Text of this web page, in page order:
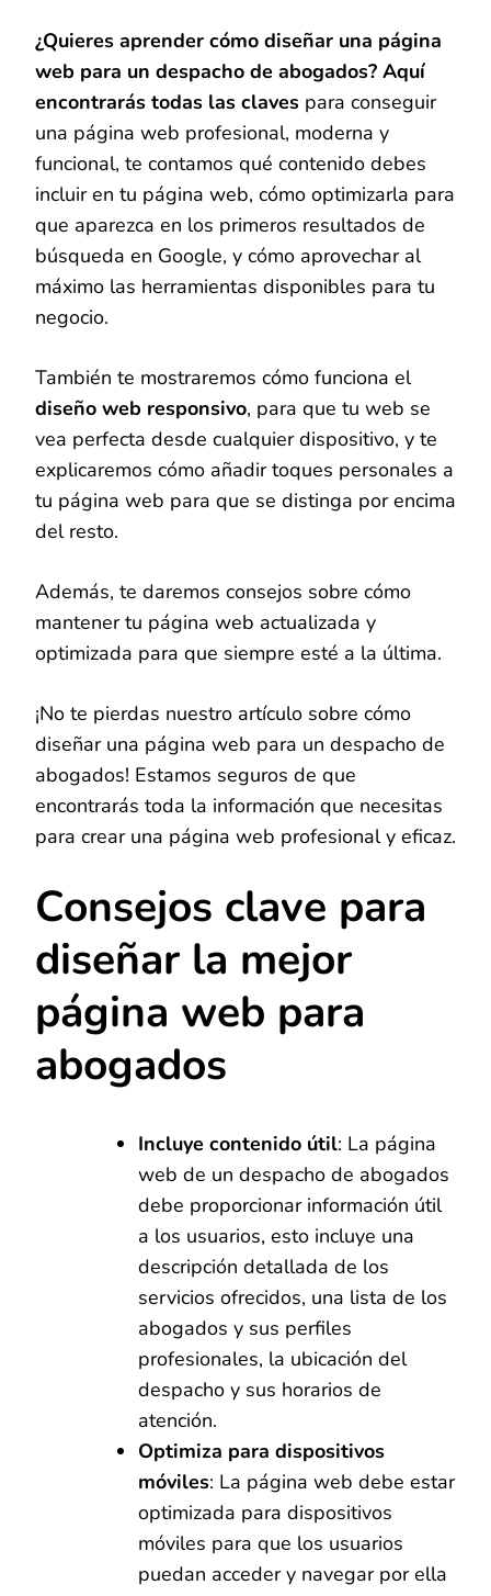
¿Quieres aprender cómo diseñar una página
web para un despacho de abogados? Aquí
encontrarás todas las claves para conseguir
una página web profesional, moderna y
funcional, te contamos qué contenido debes
incluir en tu página web, cómo optimizarla para
que aparezca en los primeros resultados de
búsqueda en Google, y cómo aprovechar al
máximo las herramientas disponibles para tu
negocio.
También te mostraremos cómo funciona el
diseño web responsivo, para que tu web se
vea perfecta desde cualquier dispositivo, y te
explicaremos cómo añadir toques personales a
tu página web para que se distinga por encima
del resto.
Además, te daremos consejos sobre cómo
mantener tu página web actualizada y
optimizada para que siempre esté a la última.
¡No te pierdas nuestro artículo sobre cómo
diseñar una página web para un despacho de
abogados! Estamos seguros de que
encontrarás toda la información que necesitas
para crear una página web profesional y eficaz.
Consejos clave para
diseñar la mejor
página web para
abogados
Incluye contenido útil: La página
web de un despacho de abogados
debe proporcionar información útil
a los usuarios, esto incluye una
descripción detallada de los
servicios ofrecidos, una lista de los
abogados y sus perfiles
profesionales, la ubicación del
despacho y sus horarios de
atención.
Optimiza para dispositivos
móviles: La página web debe estar
optimizada para dispositivos
móviles para que los usuarios
puedan acceder y navegar por ella